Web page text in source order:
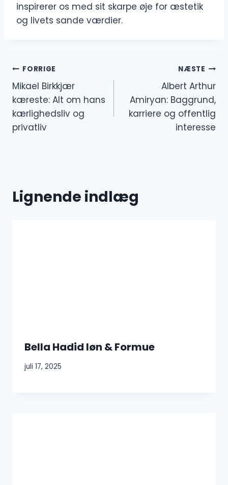
inspirerer os med sit skarpe øje for æstetik
og livets sande værdier.
Indlægsnavigation
FORRIGE
Mikael Birkkjær
kæreste: Alt om hans
kærlighedsliv og
privatliv
NÆSTE
Albert Arthur
Amiryan: Baggrund,
karriere og offentlig
interesse
Lignende indlæg
Bella Hadid løn & Formue
juli 17, 2025